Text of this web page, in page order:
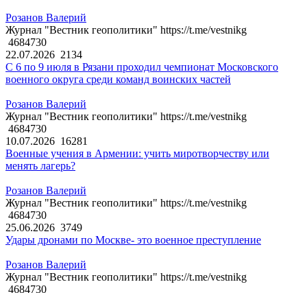
Розанов Валерий
Журнал "Вестник геополитики" https://t.me/vestnikg
4684730
22.07.2026 2134
С 6 по 9 июля в Рязани проходил чемпионат Московского
военного округа среди команд воинских частей
Розанов Валерий
Журнал "Вестник геополитики" https://t.me/vestnikg
4684730
10.07.2026 16281
Военные учения в Армении: учить миротворчеству или
менять лагерь?
Розанов Валерий
Журнал "Вестник геополитики" https://t.me/vestnikg
4684730
25.06.2026 3749
Удары дронами по Москве- это военное преступление
Розанов Валерий
Журнал "Вестник геополитики" https://t.me/vestnikg
4684730